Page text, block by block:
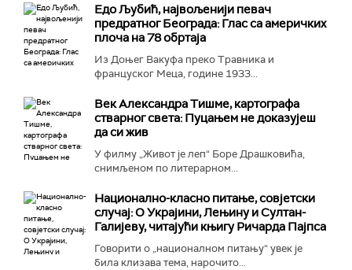
Едо Љубић, највољенији певач
предратног Београда: Глас са америчких
плоча на 78 обртаја
Из Доњег Вакуфа преко Травника и
француског Меца, године 1933...
Век Александра Тишме, картографа
стварног света: Пуцањем не доказујеш
да си жив
У филму „Живот је леп“ Боре Драшковића,
снимљеном по литерарном...
Национално-класнo питање, совјетски
случај: О Украјини, Лењину и Султан-
Галијеву, читајући књигу Ричарда Пајпса
Говорити о „националном питању“ увек је
била клизава тема, нарочито...